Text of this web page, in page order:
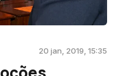
20 jan, 2019, 15:35